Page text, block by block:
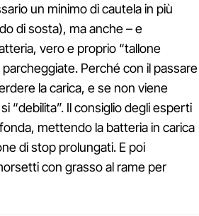
un minimo di cautela in più
di sosta), ma anche – e
vero e proprio “tallone
Perché con il passare
la carica, e se non viene
“debilita”. Il consiglio degli esperti
mettendo la batteria in carica
di stop prolungati. E poi
con grasso al rame per